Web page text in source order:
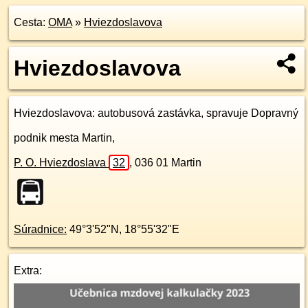
Cesta: OMA» Hviezdoslavova
Hviezdoslavova
Hviezdoslavova: autobusová zastávka, spravuje Dopravný
podnik mesta Martin,
P. O. Hviezdoslava 32 , 036 01 Martin
Súradnice: 49°3'52"N , 18°55'32"E
Extra: